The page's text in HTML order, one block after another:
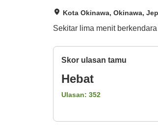
Kota Okinawa, Okinawa,
Sekitar lima menit
Skor ulasan tamu
Hebat
Ulasan: 352